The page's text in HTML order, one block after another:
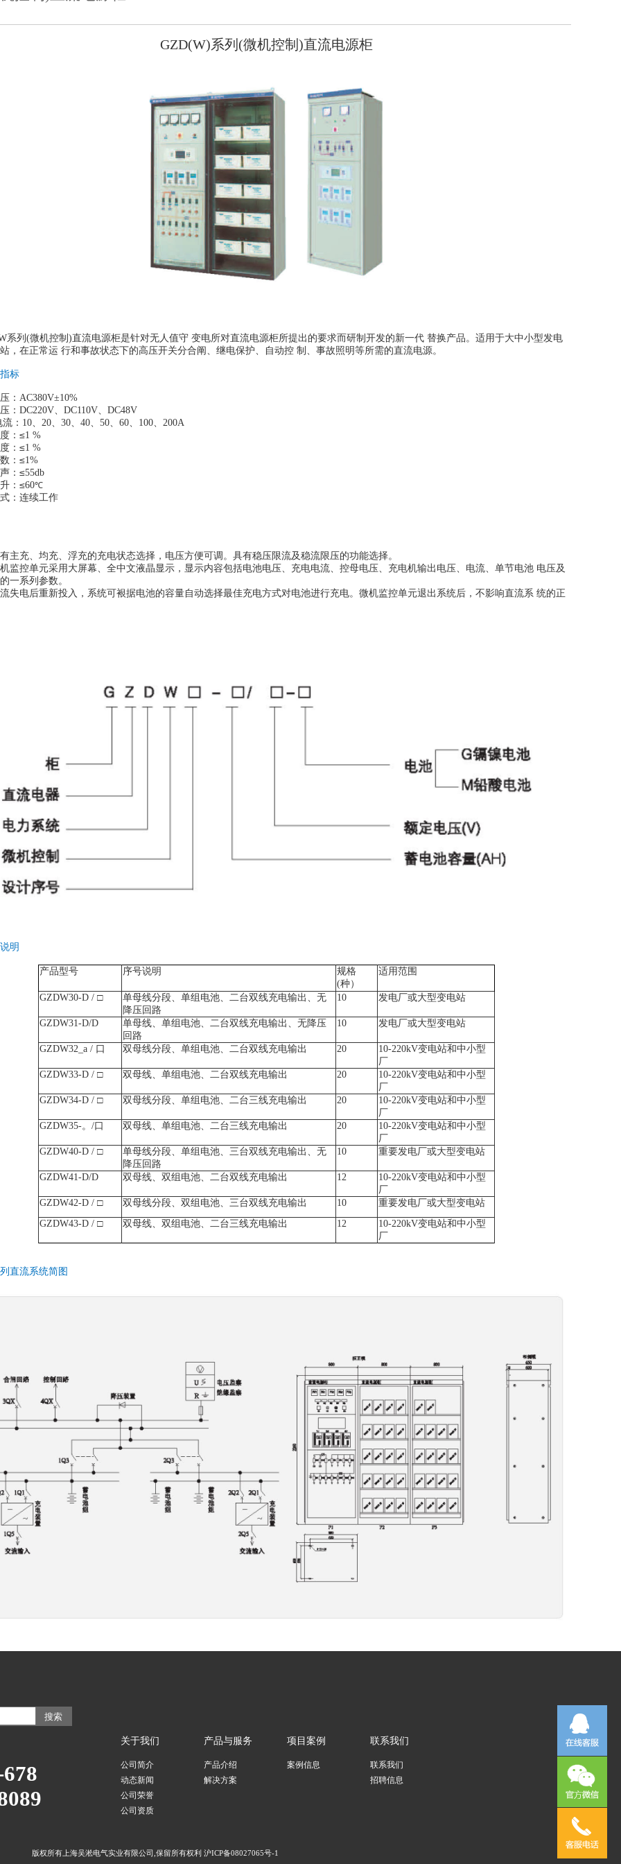
GZD(W)系列(微机控制)直流电源柜
系列(微机控制)直流电源柜是针对无人值守 变电所对直流电源柜所提出的要求而研制开发的新一代 替换产品。适用于大中小型发电
，在正常运 行和事故状态下的高压开关分合阐、继电保护、自动控 制、事故照明等所需的直流电源。
标
： AC380V±10%
： DC220V 、DC110V、DC48V
：10、20、30、40、50、60、100、 200A
： ≤1 %
： ≤1 %
： ≤1%
： ≤55db
： ≤60℃
：连续工作
主充、均充、浮充的充电状态选择，电压方便可调。具有稳压限流及稳流限压的功能选择。
监控单元采用大屏幕、全中文液晶显示，显示内容包括电池电压、充电电流、控母电压、充电机输出电压、电流、单节电池 电压及
一系列参数。
失电后重新投入，系统可裉据电池的容量自动选择最佳充电方式对电池进行充电。微机监控单元退出系统后，不影响直流系 统的正
明
产品型号 序号说明
规格
(种）
适用范围
GZDW30-D / □
单母线分段、单组电池、二台双线充电输出、无
降压回路
10 发电厂或大型变电站
GZDW31-D/D
单母线、单组电池、二台双线充电输出、无降压
回路
10 发电厂或大型变电站
GZDW32_a / 口 双母线分段、单组电池、二台双线充电输出 20 1 0-220kV变电站和中小型
厂
GZDW33-D / □ 双母线、单组电池、二台双线充电输出 20 1 0-220kV变电站和中小型
厂
GZDW34-D / □ 双母线分段、单组电池、二台三线充电输出 20 1 0-220kV变电站和中小型
厂
GZDW35-。/口 双母线、单组电池、二台三线充电输出 20 1 0-220kV变电站和中小型
厂
GZDW40-D / □
单母线分段、单组电池、三台双线充电输出、无
降压回路
10 重要发电厂或大型变电站
GZDW41-D/D 双母线、双组电池、二台双线充电输出 12 1 0-220kV变电站和中小型
厂
GZDW42-D / □ 双母线分段、双组电池、三台双线充电输出 10
重要发电厂或大型变电站
GZDW43-D / □ 双母线、双组电池、二台三线充电输出 12 1 0-220kV变电站和中小型
厂
直流系统简图
关于我们
公司简介
动态新闻
公司荣誉
公司资质
产品与服务
产品介绍
解决方案
项目案例
案例信息
联系我们
联系我们
招聘信息
版权所有上海吴淞电气实业有限公司,保留所有权利 沪ICP备08027065号-1